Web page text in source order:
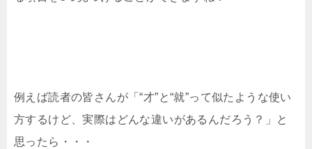
例えば読者の皆さんが「“才”と“就”って似たような使い
方するけど、実際はどんな違いがあるんだろう？」と
思ったら・・・